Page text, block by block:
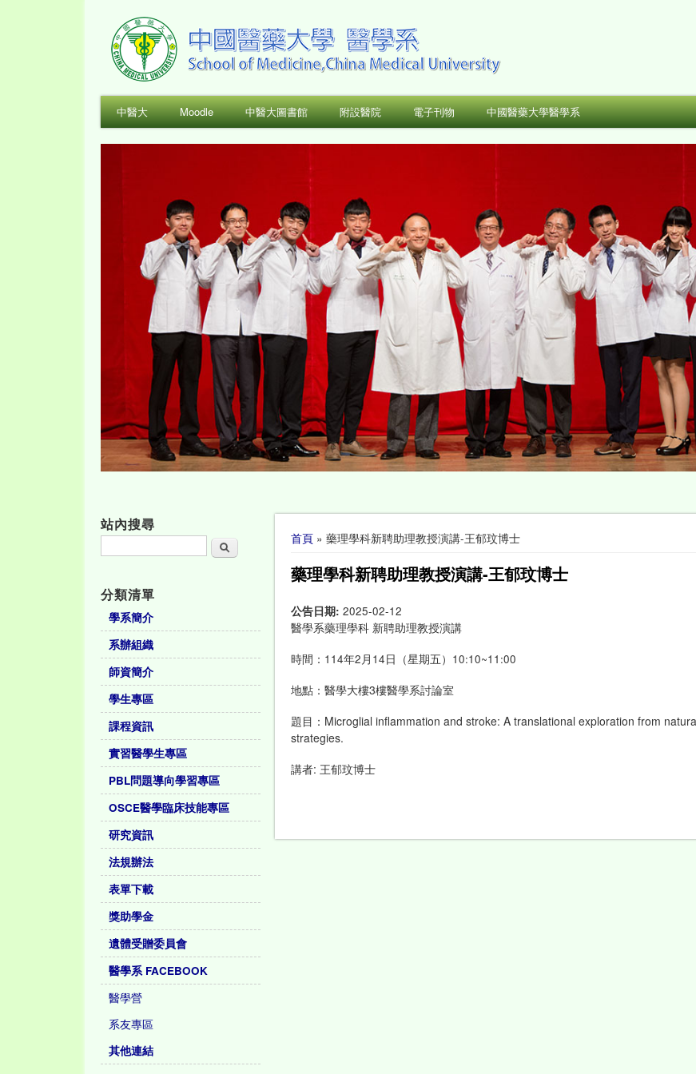
中醫大 Moodle 中醫大圖書館 附設醫院 電子刊物 中國醫藥大學醫學系
您在這裡
首頁 » 藥理學科新聘助理教授演講-王郁玟博士
藥理學科新聘助理教授演講-王郁玟博士
公告日期:2025-02-12
醫學系藥理學科 新聘助理教授演講
時間：114年2月14日（星期五）10:10~11:00
地點：醫學大樓3樓醫學系討論室
題目：Microglial inflammation and stroke: A translational exploration from
strategies.
講者: 王郁玟博士
站內搜尋
搜尋
分類清單
學系簡介
系辦組織
師資簡介
學生專區
課程資訊
實習醫學生專區
PBL問題導向學習專區
OSCE醫學臨床技能專區
研究資訊
法規辦法
表單下載
獎助學金
遺體受贈委員會
醫學系 FACEBOOK
醫學營
系友專區
其他連結